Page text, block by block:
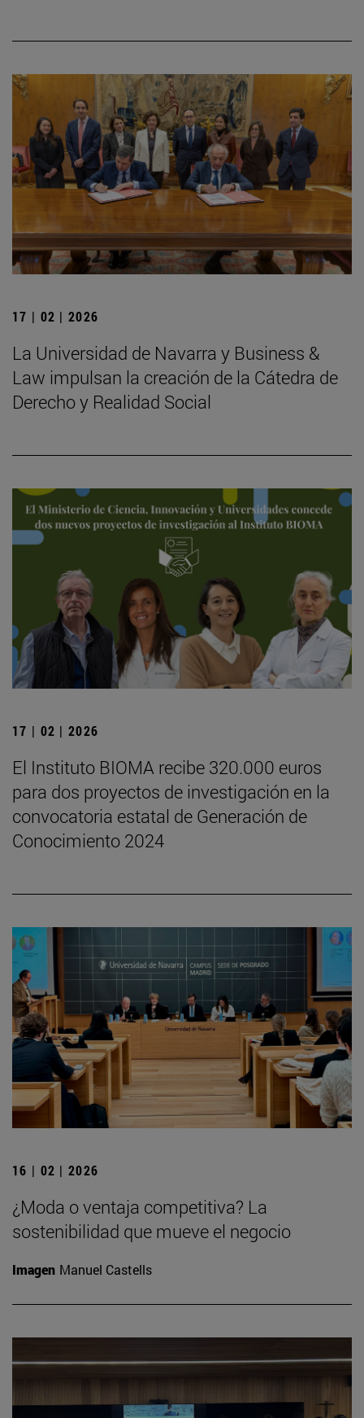
17 | 02 | 2026
La Universidad de Navarra y Business &
Law impulsan la creación de la Cátedra de
Derecho y Realidad Social
17 | 02 | 2026
El Instituto BIOMA recibe 320.000 euros
para dos proyectos de investigación en la
convocatoria estatal de Generación de
Conocimiento 2024
16 | 02 | 2026
¿Moda o ventaja competitiva? La
sostenibilidad que mueve el negocio
Imagen Manuel Castells